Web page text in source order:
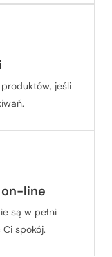
jeśli
on-line
są w pełni
spokój.